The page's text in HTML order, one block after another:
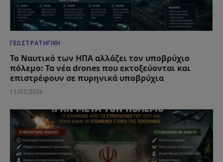
ΓΕΩΣΤΡΑΤΗΓΙΚΉ
Το Ναυτικό των ΗΠΑ αλλάζει τον υποβρύχιο
πόλεμο: Τα νέα drones που εκτοξεύονται και
επιστρέφουν σε πυρηνικά υποβρύχια
11/07/2026